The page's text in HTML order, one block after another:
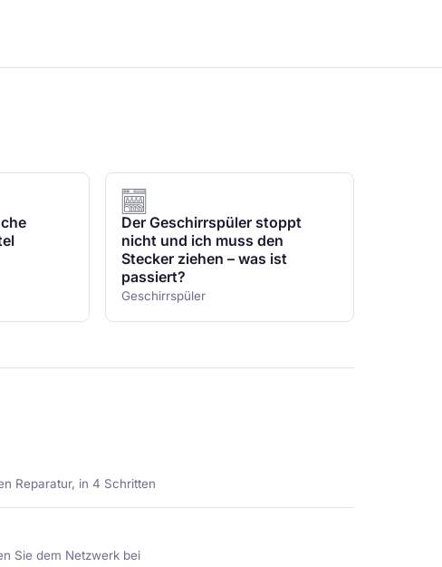
Der Geschirrspüler stoppt
nicht und ich muss den
Stecker ziehen – was ist
passiert?
Geschirrspüler
Reparatur, in 4 Schritten
Sie dem Netzwerk bei